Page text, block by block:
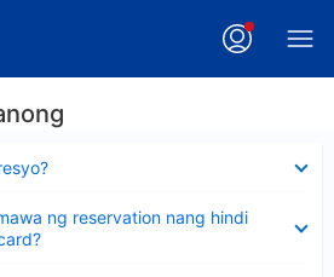
ng reservation nang hindi